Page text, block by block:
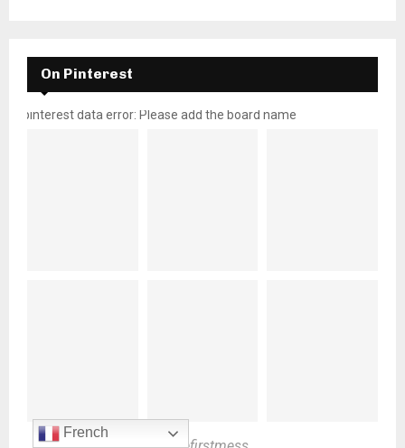
On Pinterest
pinterest data error: Please add the board name
French